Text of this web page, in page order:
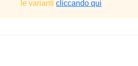
le varianticliccando qui